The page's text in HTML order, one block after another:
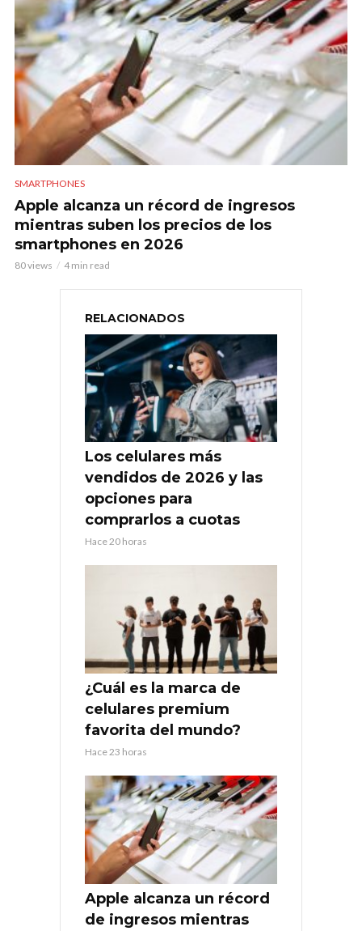
SMARTPHONES
Apple alcanza un récord de ingresos
mientras suben los precios de los
smartphones en 2026
80 views 4 min read
RELACIONADOS
Los celulares más
vendidos de 2026 y las
opciones para
comprarlos a cuotas
Hace 20 horas
¿Cuál es la marca de
celulares premium
favorita del mundo?
Hace 23 horas
Apple alcanza un récord
de ingresos mientras